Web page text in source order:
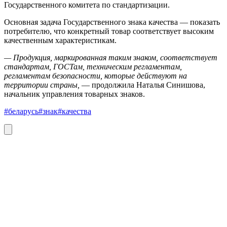
Государственного комитета по стандартизации.
Основная задача Государственного знака качества — показать
потребителю, что конкретный товар соответствует высоким
качественным характеристикам.
— Продукция, маркированная таким знаком, соответствует
стандартам, ГОСТам, техническим регламентам,
регламентам безопасности, которые действуют на
территории страны, — продолжила Наталья Синишова,
начальник управления товарных знаков.
#беларусь#знак#качества